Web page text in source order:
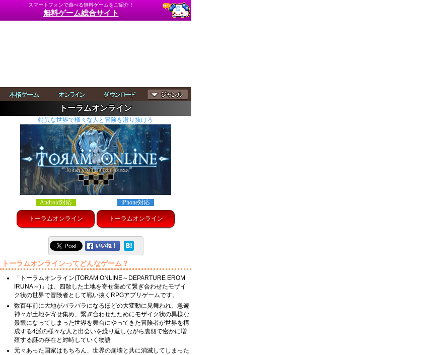
スマートフォンで遊べる無料ゲームをご紹介！
無料ゲーム総合サイト
トーラムオンライン
特異な世界で様々な人と冒険を潜り抜けろ
Android対応
トーラムオンライン
iPhone対応
トーラムオンライン
トーラムオンラインってどんなゲーム？
「トーラムオンライン(TORAM ONLINE～DEPARTURE EROM
IRUNA～)」は、四散した土地を寄せ集めて繋ぎ合わせたモザイ
ク状の世界で冒険者として戦い抜くRPGアプリゲームです。
数百年前に大地がバラバラになるほどの大変動に見舞われ、急遽
神々が土地を寄せ集め、繋ぎ合わせたためにモザイク状の異様な
景観になってしまった世界を舞台にやってきた冒険者が世界を構
成する4派の様々な人と出会いを繰り返しながら裏側で密かに増
殖する謎の存在と対峙していく物語
元々あった国家はもちろん、世界の崩壊と共に消滅してしまった